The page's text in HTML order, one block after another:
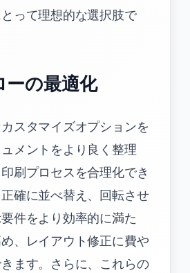
って理想的な選択肢で
ーの最適化
スタマイズオプションを
メントをより良く整理
刷プロセスを合理化でき
確に並べ替え、回転させ
件をより効率的に満た
、レイアウト修正に費や
ます。さらに、これらの